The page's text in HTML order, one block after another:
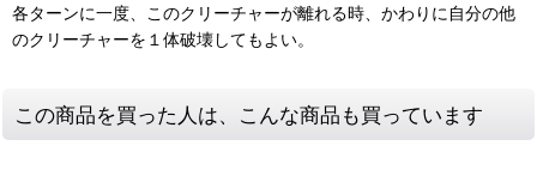
各ターンに一度、このクリーチャーが離れる時、かわりに自分の他
のクリーチャーを１体破壊してもよい。
この商品を買った人は、こんな商品も買っています